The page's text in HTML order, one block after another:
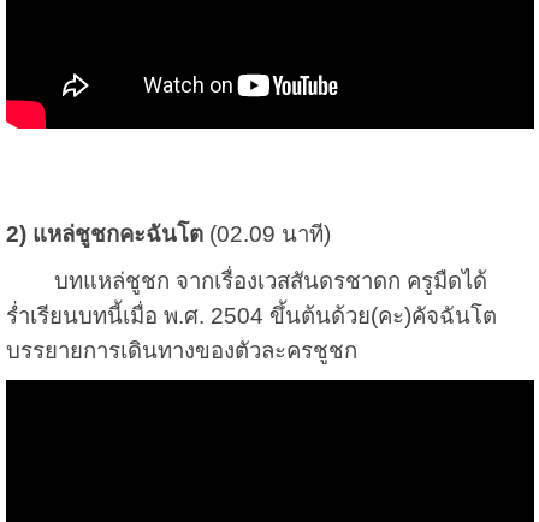
2) แหล่ชูชกคะฉันโต(02.09 นาที)
บทแหล่ชูชก จากเรื่องเวสสันดรชาดก ครูมืดได้
ร่ำเรียนบทนี้เมื่อ พ.ศ. 2504 ขึ้นต้นด้วย(คะ)คัจฉันโต
บรรยายการเดินทางของตัวละครชูชก